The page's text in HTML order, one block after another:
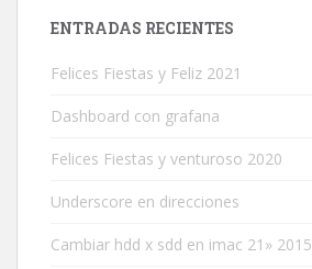
ENTRADAS RECIENTES
Felices Fiestas y Feliz 2021
Dashboard con grafana
Felices Fiestas y venturoso 2020
Underscore en direcciones
Cambiar hdd x sdd en imac 21» 2015